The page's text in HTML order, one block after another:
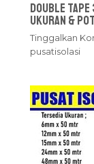
Double
Ukuran &
Tinggalkan
pusatisolasi